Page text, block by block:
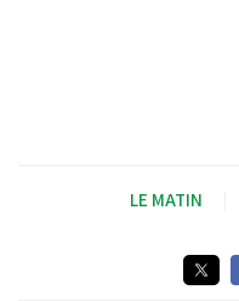
LE MATIN